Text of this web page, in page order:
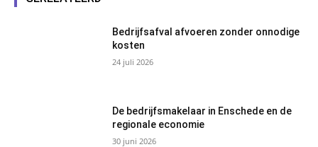
Bedrijfsafval afvoeren zonder onnodige
kosten
24 juli 2026
De bedrijfsmakelaar in Enschede en de
regionale economie
30 juni 2026